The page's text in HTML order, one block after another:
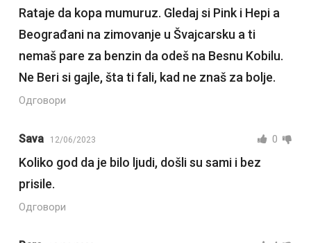
Rataje da kopa mumuruz. Gledaj si Pink i Hepi a
Beograđani na zimovanje u Švajcarsku a ti
nemaš pare za benzin da odeš na Besnu Kobilu.
Ne Beri si gajle, šta ti fali, kad ne znaš za bolje.
Одговори
Sava 12/06/2023 0
Koliko god da je bilo ljudi, došli su sami i bez
prisile.
Одговори